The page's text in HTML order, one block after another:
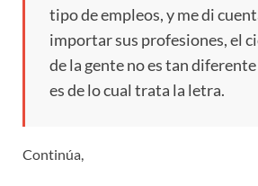
tipo de empleos, y me di
importar sus profesiones, el
de la gente no es tan
es de lo cual trata la letra.
Continúa,